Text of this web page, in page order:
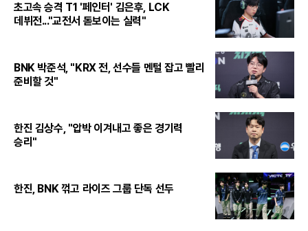
초고속 승격 T1 '페인터' 김은후, LCK
데뷔전..."교전서 돋보이는 실력"
BNK 박준석, "KRX 전, 선수들 멘털 잡고 빨리
준비할 것"
한진 김상수, "압박 이겨내고 좋은 경기력
승리"
한진, BNK 꺾고 라이즈 그룹 단독 선두